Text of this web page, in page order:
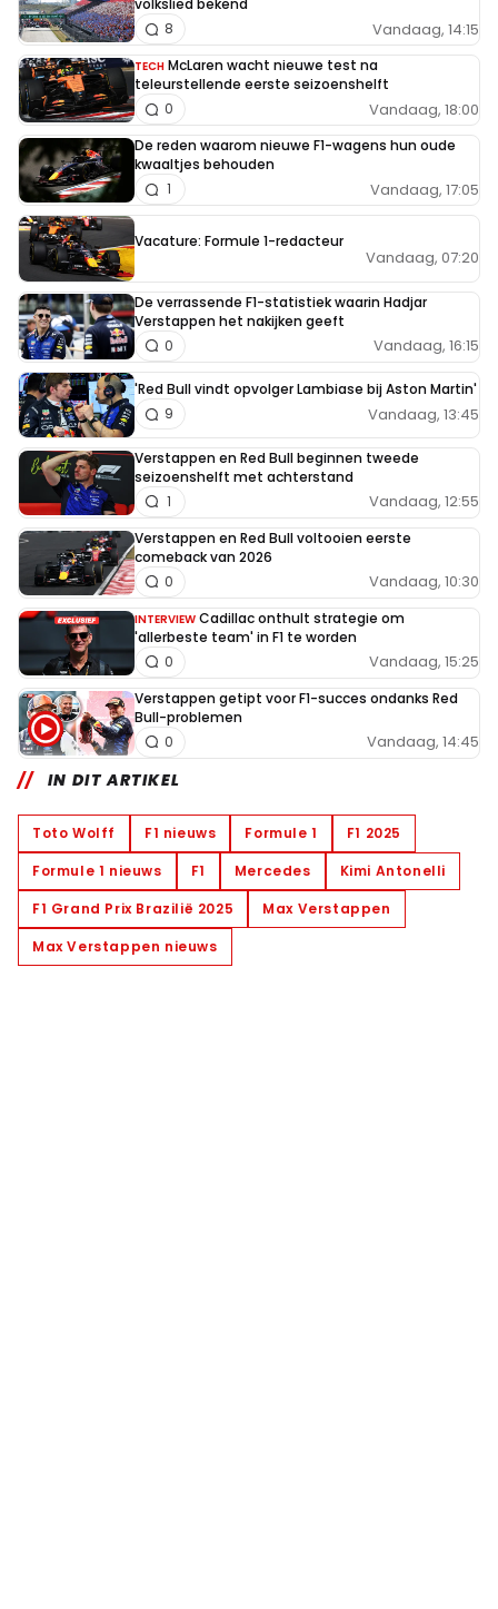
volkslied bekend
Vandaag, 14:15
8
TECH McLaren wacht nieuwe test na
teleurstellende eerste seizoenshelft
Vandaag, 18:00
0
De reden waarom nieuwe F1-wagens hun oude
kwaaltjes behouden
Vandaag, 17:05
1
Vacature: Formule 1-redacteur
Vandaag, 07:20
De verrassende F1-statistiek waarin Hadjar
Verstappen het nakijken geeft
Vandaag, 16:15
0
'Red Bull vindt opvolger Lambiase bij Aston Martin'
Vandaag, 13:45
9
Verstappen en Red Bull beginnen tweede
seizoenshelft met achterstand
Vandaag, 12:55
1
Verstappen en Red Bull voltooien eerste
comeback van 2026
Vandaag, 10:30
0
INTERVIEW Cadillac onthult strategie om
'allerbeste team' in F1 te worden
Vandaag, 15:25
0
Verstappen getipt voor F1-succes ondanks Red
Bull-problemen
Vandaag, 14:45
0
IN DIT ARTIKEL
Toto Wolff F1 nieuws Formule 1
F1 2025
Formule 1 nieuws
F1 Mercedes
Kimi Antonelli
F1 Grand Prix Brazilië 2025
Max Verstappen
Max Verstappen nieuws